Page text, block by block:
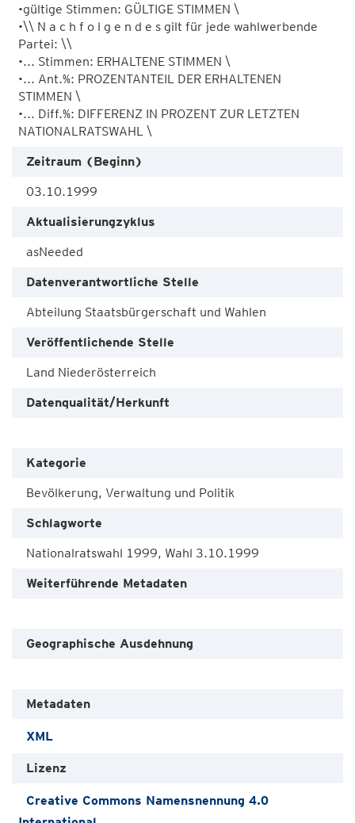
•gültige Stimmen: GÜLTIGE STIMMEN \
•\\ N a c h f o l g e n d e s gilt für jede wahlwerbende
Partei: \\
•... Stimmen: ERHALTENE STIMMEN \
•... Ant.%: PROZENTANTEIL DER ERHALTENEN
STIMMEN \
•... Diff.%: DIFFERENZ IN PROZENT ZUR LETZTEN
NATIONALRATSWAHL \
Zeitraum (Beginn)
03.10.1999
Aktualisierungzyklus
asNeeded
Datenverantwortliche Stelle
Abteilung Staatsbürgerschaft und Wahlen
Veröffentlichende Stelle
Land Niederösterreich
Datenqualität/Herkunft
Kategorie
Bevölkerung, Verwaltung und Politik
Schlagworte
Nationalratswahl 1999, Wahl 3.10.1999
Weiterführende Metadaten
Geographische Ausdehnung
Metadaten
XML
Lizenz
Creative Commons Namensnennung 4.0